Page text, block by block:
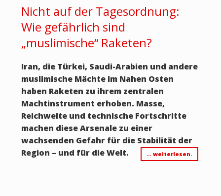
Nicht auf der Tagesordnung:
Wie gefährlich sind
„muslimische“ Raketen?
Iran, die Türkei, Saudi-Arabien und andere
muslimische Mächte im Nahen Osten
haben Raketen zu ihrem zentralen
Machtinstrument erhoben. Masse,
Reichweite und technische Fortschritte
machen diese Arsenale zu einer
wachsenden Gefahr für die Stabilität der
Region – und für die Welt.
… weiterlesen.